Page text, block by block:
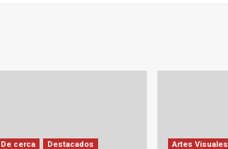
De cerca Destacados Artes Visuales